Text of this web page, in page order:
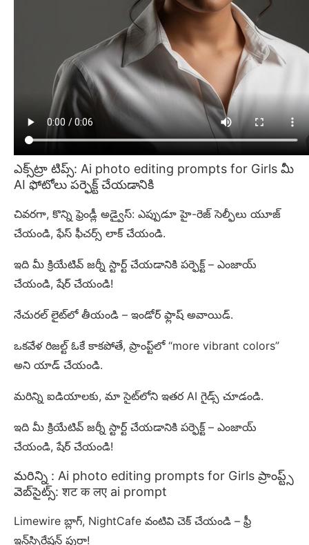
ఎక్స్‌ట్రా టిప్స్: Ai photo editing prompts for Girls మీ
AI ఫోటోలు పర్ఫెక్ట్ చేయడానికి
చివరగా, కొన్ని ఫ్రెండ్లీ అడ్వైస్: ఎప్పుడూ హై-రెజ్ సెల్ఫీలు యూజ్
చేయండి, ఫేస్ ఫీచర్స్ లాక్ చేయండి.
ఇది మీ క్రియేటివ్ జర్నీ స్టార్ట్ చేయడానికి పర్ఫెక్ట్ – ఎంజాయ్
చేయండి, షేర్ చేయండి!
నేచురల్ లైట్‌లో తీయండి – ఇండోర్ ఫ్లాష్ అవాయిడ్.
ఒకవేళ రిజల్ట్ ఓకే కాకపోతే, ప్రాంప్ట్‌లో “more vibrant colors”
అని యాడ్ చేయండి.
మరిన్ని ఐడియాలకు, మా సైట్‌లోని ఇతర AI గైడ్స్ చూడండి.
ఇది మీ క్రియేటివ్ జర్నీ స్టార్ట్ చేయడానికి పర్ఫెక్ట్ – ఎంజాయ్
చేయండి, షేర్ చేయండి!
మరిన్ని : Ai photo editing prompts for Girls ప్రాంప్ట్స్
వెబ్‌సైట్స్: शट क लए ai prompt
Limewire బ్లాగ్, NightCafe వంటివి చెక్ చేయండి – ఫ్రీ
ఇన్‌స్పిరేషన్ పురా!